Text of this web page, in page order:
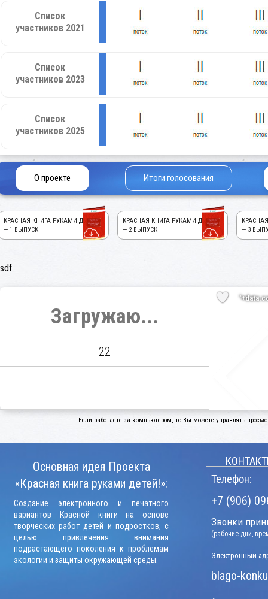
Список
участников 2021
Список
участников 2023
Список
участников 2025
О проекте Итоги голосования
КРАСНАЯ КНИГА РУКАМИ ДЕТЕЙ!
— 1 ВЫПУСК
КРАСНАЯ КНИГА РУКАМИ ДЕТЕЙ!
— 2 ВЫПУСК
— 3
sdf
Загружаю...
22
Если работаете за компьютером, то Вы можете управлять
Основная идея Проекта
«Красная книга руками детей!»:
Создание электронного и печатного
вариантов Красной книги на основе
творческих работ детей и подростков, с
целью привлечения внимания
подрастающего поколения к проблемам
экологии и защиты окружающей среды.
Телефон:
+7 (906)
Звонки
(рабочие дни,
Электронный
blago-